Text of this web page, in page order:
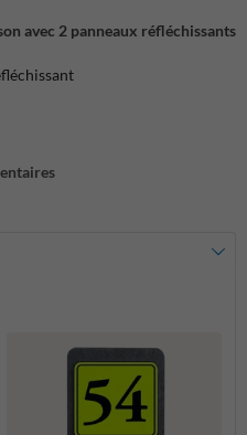
avec 2 panneaux réfléchissants